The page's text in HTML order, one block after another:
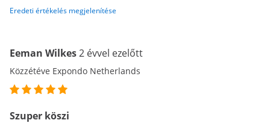
Eredeti értékelés megjelenítése
Eeman Wilkes2 évvel ezelőtt
Közzétéve Expondo Netherlands
Szuper köszi